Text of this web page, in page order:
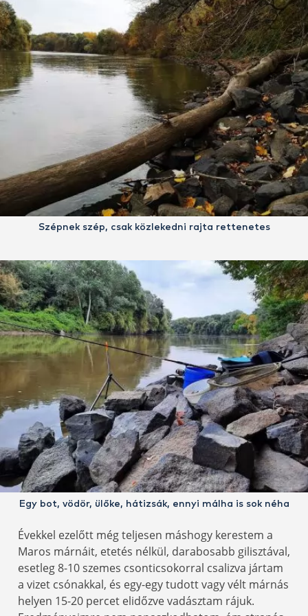
Szépnek szép, csak közlekedni rajta rettenetes
Egy bot, vödör, ülőke, hátizsák, ennyi málha is sok néha
Évekkel ezelőtt még teljesen máshogy kerestem a
Maros márnáit, etetés nélkül, darabosabb gilisztával,
esetleg 8-10 szemes csonticsokorral csalizva jártam
a vizet csónakkal, és egy-egy tudott vagy vélt márnás
helyen 15-20 percet elidőzve vadásztam rájuk.